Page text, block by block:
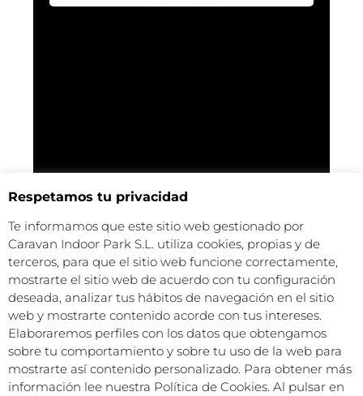
NUESTRO BLOG
Descubre consejos, rutas y experiencias​
Explora el blog
Respetamos tu privacidad
Te informamos que este sitio web gestionado por
Caravan Indoor Park S.L. utiliza cookies, propias y de
terceros, para que el sitio web funcione correctamente,
mostrarte el sitio web de acuerdo con tu configuración
deseada, analizar tus hábitos de navegación en el sitio
web y mostrarte contenido acorde con tus intereses.
Elaboraremos perfiles con los datos que obtengamos
sobre tu comportamiento y sobre tu uso de la web para
mostrarte así contenido personalizado. Para obtener más
información lee nuestra Política de Cookies. Al pulsar en